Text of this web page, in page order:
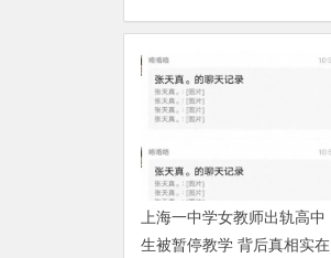
上海一中学女教师出轨高中
生被暂停教学 背后真相实在